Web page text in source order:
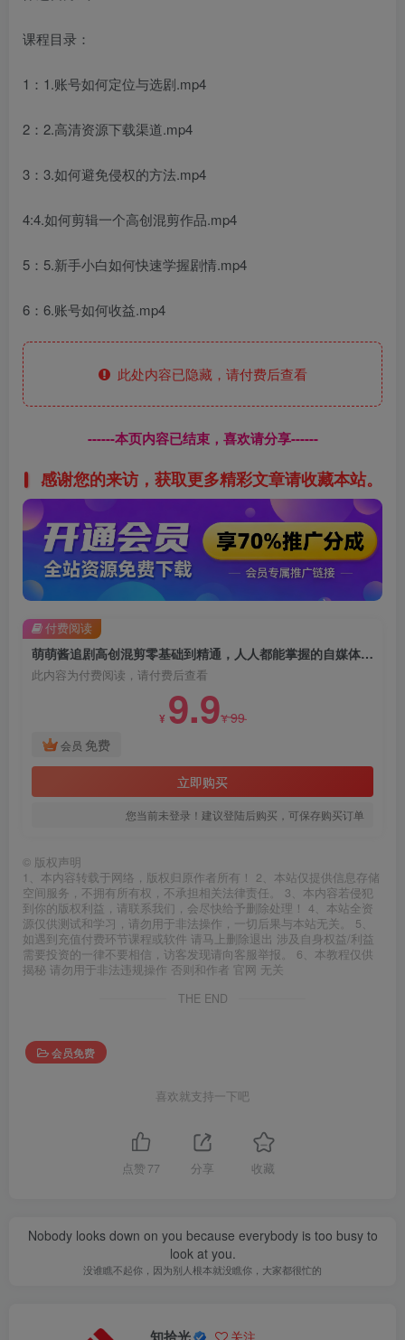
课程目录：
1：1.账号如何定位与选剧.mp4
2：2.高清资源下载渠道.mp4
3：3.如何避免侵权的方法.mp4
4:4.如何剪辑一个高创混剪作品.mp4
5：5.新手小白如何快速学握剧情.mp4
6：6.账号如何收益.mp4
此处内容已隐藏，请付费后查看
------本页内容已结束，喜欢请分享------
感谢您的来访，获取更多精彩文章请收藏本站。
萌萌酱追剧高创混剪零基础到精通，人人都能掌握的自媒体运营方式
此内容为付费阅读，请付费后查看
¥ 9.9¥99
会员 免费
立即购买
您当前未登录！建议登陆后购买，可保存购买订单
付费阅读
© 版权声明
1、本内容转载于网络，版权归原作者所有！ 2、本站仅提供信息存储
空间服务，不拥有所有权，不承担相关法律责任。 3、本内容若侵犯
到你的版权利益，请联系我们，会尽快给予删除处理！ 4、本站全资
源仅供测试和学习，请勿用于非法操作，一切后果与本站无关。 5、
如遇到充值付费环节课程或软件 请马上删除退出 涉及自身权益/利益
需要投资的一律不要相信，访客发现请向客服举报。 6、本教程仅供
揭秘 请勿用于非法违规操作 否则和作者 官网 无关
THE END
会员免费
喜欢就支持一下吧
点赞 77 分享 收藏
Nobody looks down on you because everybody is too busy to
look at you.
没谁瞧不起你，因为别人根本就没瞧你，大家都很忙的
知拾光 关注